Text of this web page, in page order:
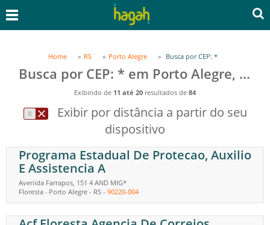
Home RS Porto Alegre Busca por CEP: *
Busca por CEP: * em Porto Alegre, RS
Exibindo de 11 até 20 resultados de 84
Exibir por distância a partir do seu
dispositivo
Programa Estadual De Protecao, Auxilio
E Assistencia A
Avenida Farrapos, 151 4 AND MIG*
Floresta - Porto Alegre - RS - 90220-004